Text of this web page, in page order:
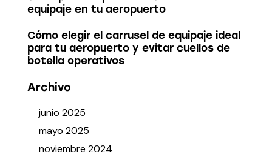
equipaje en tu aeropuerto
Cómo elegir el carrusel de equipaje ideal
para tu aeropuerto y evitar cuellos de
botella operativos
Archivo
junio2025
mayo2025
noviembre2024